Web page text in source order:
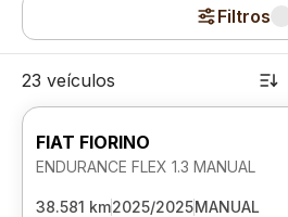
Filtros
23 veículos
FIAT FIORINO
ENDURANCE FLEX 1.3 MANUAL
38.581 km2025/2025MANUAL